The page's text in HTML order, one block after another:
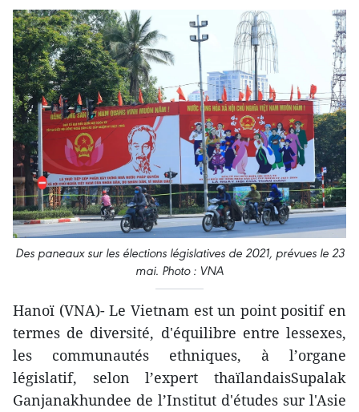
Des paneaux sur les élections législatives de 2021, prévues le 23
mai. Photo : VNA
Hanoï (VNA)- Le Vietnam est un point positif en
termes de diversité, d'équilibre entre lessexes,
les communautés ethniques, à l’organe
législatif, selon l’expert thaïlandaisSupalak
Ganjanakhundee de l’Institut d'études sur l'Asie